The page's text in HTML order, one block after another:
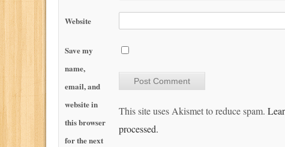
Website
Save my
name,
email, and
website in
this browser
for the next
This site uses Akismet to reduce spam.
processed.